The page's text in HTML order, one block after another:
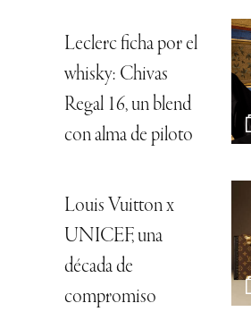
Leclerc ficha por el
whisky: Chivas
Regal 16, un blend
con alma de piloto
Louis Vuitton x
UNICEF, una
década de
compromiso